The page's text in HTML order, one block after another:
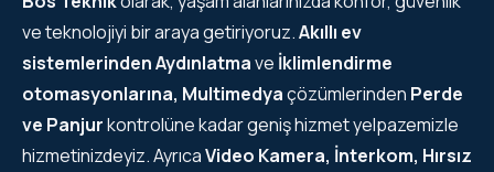
ve teknolojiyi bir araya getiriyoruz.Akıllı ev
sistemlerindenAydınlatmave İklimlendirme
otomasyonlarına, Multimedyaçözümlerinden Perde
ve Panjurkontrolüne kadar geniş hizmet yelpazemizle
hizmetinizdeyiz. AyrıcaVideo Kamera, İnterkom, Hırsız